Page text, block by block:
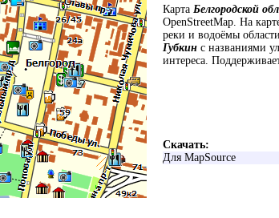
Карта Белгородской
OpenStreetMap. На
реки и водоёмы
Губкин с названиями
интереса.
Скачать:
Для MapSource